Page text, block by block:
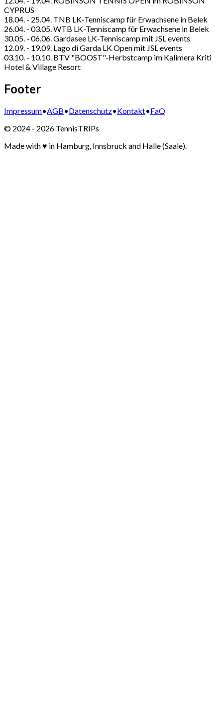
CYPRUS
18.04. - 25.04. TNB LK-Tenniscamp für Erwachsene in Belek
26.04. - 03.05. WTB LK-Tenniscamp für Erwachsene in Belek
30.05. - 06.06. Gardasee LK-Tenniscamp mit JSL events
12.09. - 19.09. Lago di Garda LK Open mit JSL events
03.10. - 10.10. BTV "BOOST"-Herbstcamp im Kalimera Kriti
Hotel & Village Resort
Footer
Impressum•AGB•Datenschutz•Kontakt•FaQ
© 2024 - 2026 TennisTRIPs
Made with♥ in Hamburg, Innsbruck and Halle (Saale).